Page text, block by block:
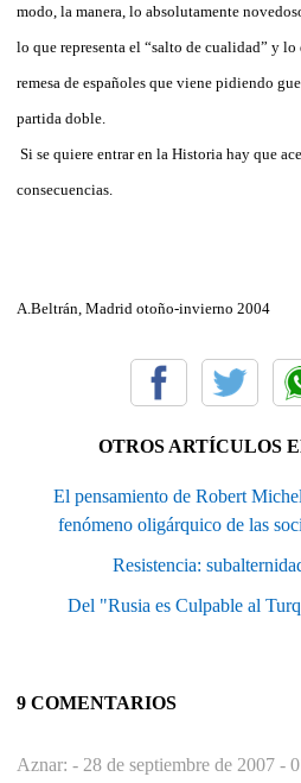
modo, la manera, lo absolutamente
lo que representa el “salto de cualidad” y lo
remesa de españoles que viene pidiendo
partida doble.
Si se quiere entrar en la Historia hay que
consecuencias.
A.Beltrán, Madrid otoño-invierno 2004
OTROS ARTÍCULOS
El pensamiento de Robert
fenómeno oligárquico de las
Resistencia:
Del "Rusia es Culpable al
9 COMENTARIOS
Aznar: - 28 de septiembre de 2007 -